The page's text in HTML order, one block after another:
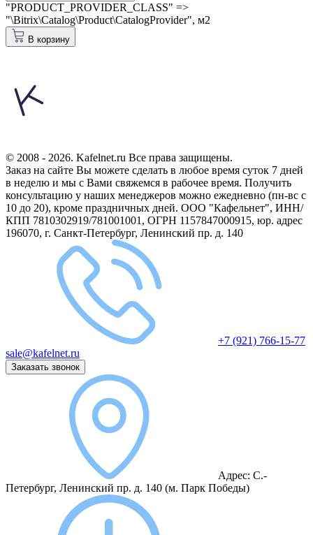
"PRODUCT_PROVIDER_CLASS" =>
"\Bitrix\Catalog\Product\CatalogProvider", м2
В корзину
© 2008 - 2026. Kafelnet.ru Все права защищены.
Заказ на сайте Вы можете сделать в любое время суток 7 дней
в неделю и мы с Вами свяжемся в рабочее время. Получить
консультацию у наших менеджеров можно ежедневно (пн-вс с
10 до 20), кроме праздничных дней. ООО "Кафельнет", ИНН/
КПП 7810302919/781001001, ОГРН 1157847000915, юр. адрес
196070, г. Санкт-Петербург, Ленинский пр. д. 140
+7 (921) 766-15-77
sale@kafelnet.ru
Заказать звонок
Адрес: С.-
Петербург, Ленинский пр. д. 140 (м. Парк Победы)